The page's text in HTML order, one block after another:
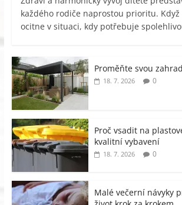
každého rodiče naprostou prioritu. Když
ocitne v situaci, kdy potřebuje
Proměňte svou
18. 7. 2026 0
Proč vsadit na
kvalitní vybavení
18. 7. 2026 0
Malé večerní návyky